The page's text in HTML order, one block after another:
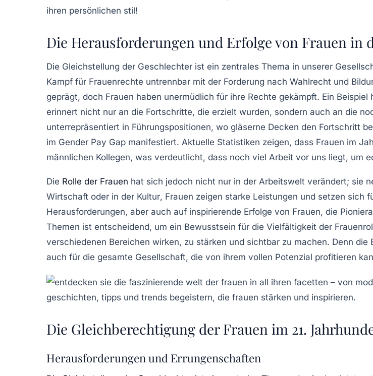
Die Herausforderungen und Erfolge von Frauen in
Die Gleichstellung der Geschlechter ist ein zentrales Thema in unserer
Kampf für Frauenrechte untrennbar mit der Forderung nach Wahlrecht und
geprägt, doch Frauen haben unermüdlich für ihre Rechte gekämpft. Ein Beispiel
erinnert nicht nur an die Fortschritte, die erzielt wurden, sondern auch an die
unterrepräsentiert in Führungspositionen, wo gläserne Decken den Fortschritt
im Gender Pay Gap manifestiert. Aktuelle Statistiken zeigen, dass Frauen im
männlichen Kollegen, was verdeutlicht, dass noch viel Arbeit vor uns liegt, um
Die Rolle der Frauen hat sich jedoch nicht nur in der Arbeitswelt verändert; sie
Wirtschaft oder in der Kultur, Frauen zeigen starke Leistungen und setzen sich
Herausforderungen, aber auch auf inspirierende Erfolge von Frauen, die
Themen ist entscheidend, um ein Bewusstsein für die Vielfältigkeit der
verschiedenen Bereichen wirken, zu stärken und sichtbar zu machen. Denn die
auch für die gesamte Gesellschaft, die von ihrem vollen Potenzial profitieren
Die Gleichberechtigung der Frauen im 21.
Herausforderungen und Errungenschaften